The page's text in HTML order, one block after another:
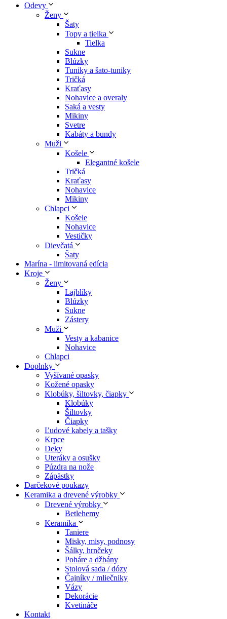
Odevy
Ženy
Šaty
Topy a tielka
Tielka
Sukne
Blúzky
Tuniky a šato-tuniky
Tričká
Kraťasy
Nohavice a overaly
Saká a vesty
Mikiny
Svetre
Kabáty a bundy
Muži
Košele
Elegantné košele
Tričká
Kraťasy
Nohavice
Mikiny
Chlapci
Košele
Nohavice
Vestičky
Dievčatá
Šaty
Marína - limitovaná edícia
Kroje
Ženy
Lajblíky
Blúzky
Sukne
Zástery
Muži
Vesty a kabanice
Nohavice
Chlapci
Doplnky
Vyšívané opasky
Kožené opasky
Klobúky, šiltovky, čiapky
Klobúky
Šiltovky
Čiapky
Ľudové kabely a tašky
Krpce
Deky
Uteráky a osušky
Púzdra na nože
Zápästky
Darčekové poukazy
Keramika a drevené výrobky
Drevené výrobky
Betlehemy
Keramika
Taniere
Misky, misy, podnosy
Šálky, hrnčeky
Poháre a džbány
Stolová sada / dózy
Čajníky / mliečniky
Vázy
Dekorácie
Kvetináče
Kontakt